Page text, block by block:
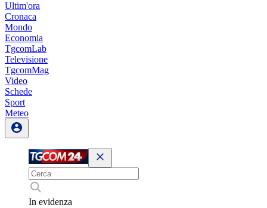
Ultim'ora
Cronaca
Mondo
Economia
TgcomLab
Televisione
TgcomMag
Video
Schede
Sport
Meteo
In evidenza